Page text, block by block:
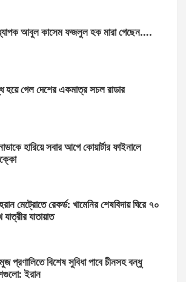
আবুল কাসেম ফজলুল হক মারা গেছেন….
হয়ে গেল দেশের একমাত্র সচল রাডার
হারিয়ে সবার আগে কোয়ার্টার ফাইনালে
মেট্রোতে রেকর্ড: খামেনির শেষবিদায় ঘিরে ৭০
যাত্রীর যাতায়াত
প্রণালিতে বিশেষ সুবিধা পাবে চীনসহ বন্ধু
ইরান